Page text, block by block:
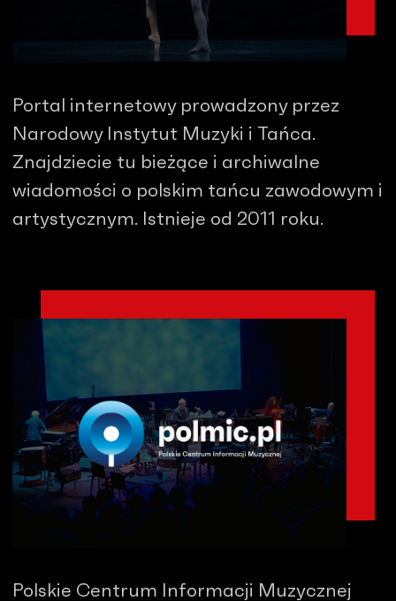
Portal internetowy prowadzony przez
Narodowy Instytut Muzyki i Tańca.
Znajdziecie tu bieżące i archiwalne
wiadomości o polskim tańcu zawodowym i
artystycznym. Istnieje od 2011 roku.
Polskie Centrum Informacji Muzycznej